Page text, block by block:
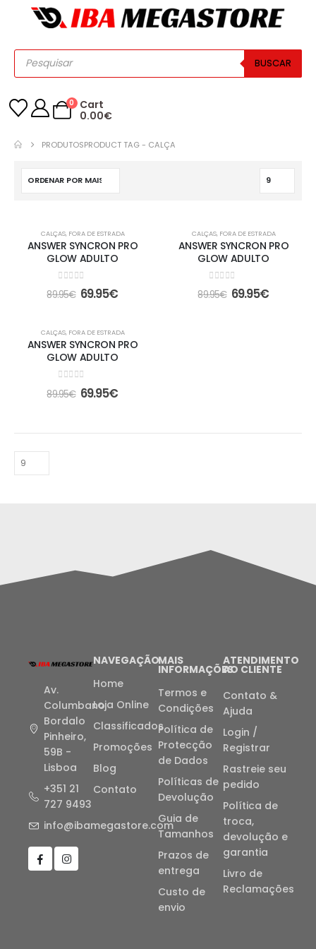
BUSCAR
0
Cart
0.00€
PRODUTOSPRODUCT TAG - CALÇA
CALÇAS, FORA DE ESTRADA
ANSWER SYNCRON PRO
GLOW ADULTO
0out of 5
89.95€ 69.95€
CALÇAS, FORA DE ESTRADA
ANSWER SYNCRON PRO
GLOW ADULTO
0out of 5
89.95€ 69.95€
CALÇAS, FORA DE ESTRADA
ANSWER SYNCRON PRO
GLOW ADULTO
out of 5
89.95€ 69.95€
Av.
Columbano
Bordalo
Pinheiro,
59B -
Lisboa
+351 21
727 9493
info@ibamegastore.com
NAVEGAÇÃO
Home
Loja Online
Classificados
Promoções
Blog
Contato
MAIS
INFORMAÇÕES
Termos e
Condições
Política de
Protecção
de Dados
Políticas de
Devolução
Guia de
Tamanhos
Prazos de
entrega
Custo de
envio
ATENDIMENTO
AO CLIENTE
Contato &
Ajuda
Login /
Registrar
Rastreie seu
pedido
Política de
troca,
devolução e
garantia
Livro de
Reclamações